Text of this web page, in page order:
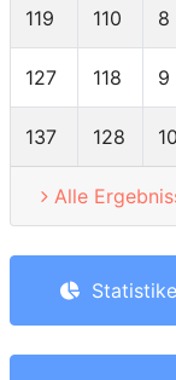
119 110 8
127 118 9
137 128 10
Alle